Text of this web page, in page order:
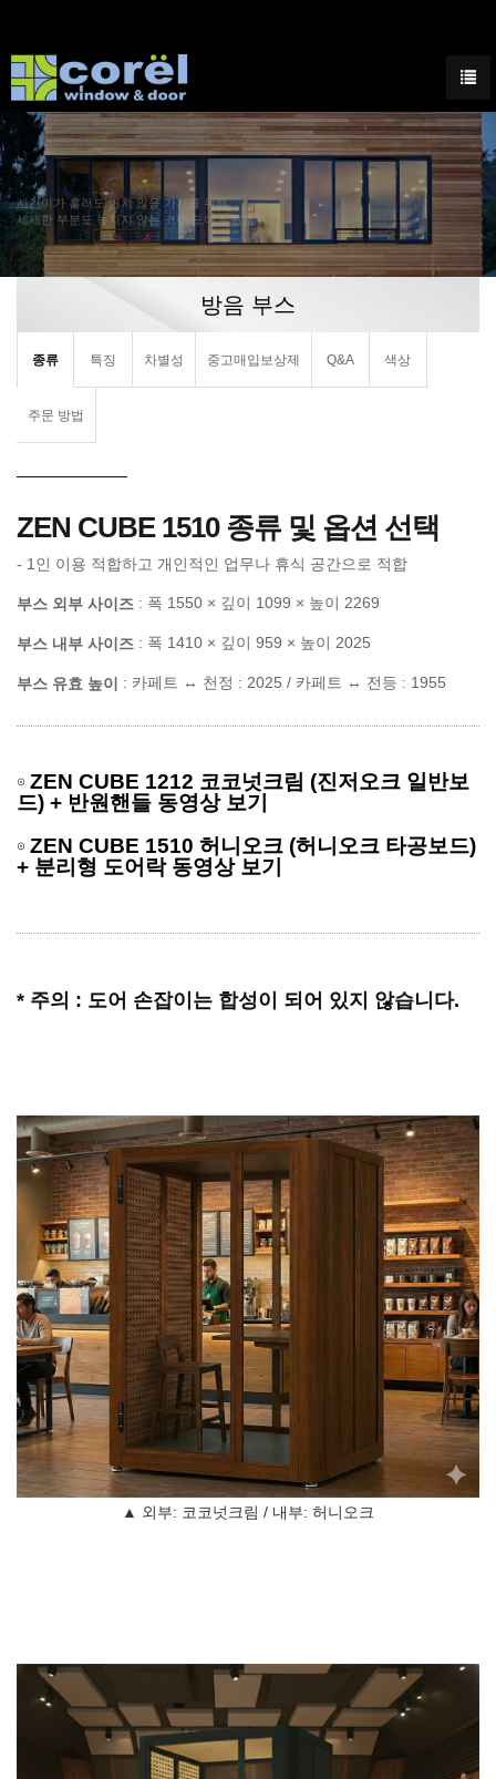
시간이가 흘러도 변치 않을 가치를 위해
세세한 부분도 놓치지 않는 코렐 도어 & 윈도우
방음 부스
종류 특징 차별성 중고매입보상제 Q&A 색상
주문 방법
ZEN CUBE 1510 종류 및 옵션 선택
- 1인 이용 적합하고 개인적인 업무나 휴식 공간으로 적합
부스 외부 사이즈 : 폭 1550 × 깊이 1099 × 높이 2269
부스 내부 사이즈 : 폭 1410 × 깊이 959 × 높이 2025
부스 유효 높이 : 카페트 ↔ 천정 : 2025 / 카페트 ↔ 전등 : 1955
ZEN CUBE 1212 코코넛크림 (진저오크 일반보
드) + 반원핸들 동영상 보기
ZEN CUBE 1510 허니오크 (허니오크 타공보드)
+ 분리형 도어락 동영상 보기
* 주의 : 도어 손잡이는 합성이 되어 있지 않습니다.
▲ 외부: 코코넛크림 / 내부: 허니오크